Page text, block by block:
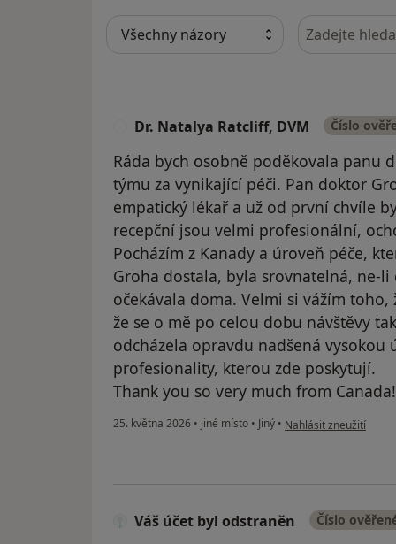
Kurzy, účast na konferencích (výběr z
2015 Odborná stáž na Klinice ORL a
2011 Kurs dětské bronchoskopie, 2. LF UK
2011 Kurs FESS, ORL klinika UK 1. LF a FN v
2009 Seminář ORL při univerzitě Weill
Vzdělání
2009 získání akademického titulu Ph.D.
2000 získání akademického titulu As. –
1999 Atestace 2. stupně v ORL
1995 Atestace 1. stupně v ORL
1986-1992 Lékařská fakulta Univerzity
Členství v odborných společnostech a
člen České lékařské komory
člen České lékařské společnosti Jana
krku
Člen Open Medical Club ČR při Výboru
Medical Advisor/ Consultant to the U.S.
Hledejte v
Dr. Natalya Ratcliff, DVM Číslo
Ráda bych osobně poděkovala panu
týmu za vynikající péči. Pan doktor
empatický lékař a už od první chvíle
recepční jsou velmi profesionální,
Pocházím z Kanady a úroveň péče,
Groha dostala, byla srovnatelná, ne-
očekávala doma. Velmi si vážím
že se o mě po celou dobu návštěvy
odcházela opravdu nadšená
profesionality, kterou zde poskytují.
Thank you so very much from Canada!
25. května 2026 • jiné místo • Jiný • podle názoru uživatele
Nahlásit zneužití
Váš účet byl odstraněn Číslo